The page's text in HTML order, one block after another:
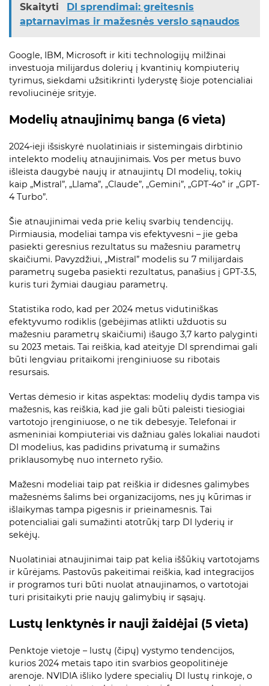
Skaityti
DI sprendimai: greitesnis
aptarnavimas ir mažesnės verslo sąnaudos
Google, IBM, Microsoft ir kiti technologijų milžinai
investuoja milijardus dolerių į kvantinių kompiuterių
tyrimus, siekdami užsitikrinti lyderystę šioje potencialiai
revoliucinėje srityje.
Modelių atnaujinimų banga (6 vieta)
2024-ieji išsiskyrė nuolatiniais ir sistemingais dirbtinio
intelekto modelių atnaujinimais. Vos per metus buvo
išleista daugybė naujų ir atnaujintų DI modelių, tokių
kaip „Mistral”, „Llama”, „Claude”, „Gemini”, „GPT-4o” ir „GPT-
4 Turbo”.
Šie atnaujinimai veda prie kelių svarbių tendencijų.
Pirmiausia, modeliai tampa vis efektyvesni – jie geba
pasiekti geresnius rezultatus su mažesniu parametrų
skaičiumi. Pavyzdžiui, „Mistral” modelis su 7 milijardais
parametrų sugeba pasiekti rezultatus, panašius į GPT-3.5,
kuris turi žymiai daugiau parametrų.
Statistika rodo, kad per 2024 metus vidutiniškas
efektyvumo rodiklis (gebėjimas atlikti užduotis su
mažesniu parametrų skaičiumi) išaugo 3,7 karto palyginti
su 2023 metais. Tai reiškia, kad ateityje DI sprendimai gali
būti lengviau pritaikomi įrenginiuose su ribotais
resursais.
Vertas dėmesio ir kitas aspektas: modelių dydis tampa vis
mažesnis, kas reiškia, kad jie gali būti paleisti tiesiogiai
vartotojo įrenginiuose, o ne tik debesyje. Telefonai ir
asmeniniai kompiuteriai vis dažniau galės lokaliai naudoti
DI modelius, kas padidins privatumą ir sumažins
priklausomybę nuo interneto ryšio.
Mažesni modeliai taip pat reiškia ir didesnes galimybes
mažesnėms šalims bei organizacijoms, nes jų kūrimas ir
išlaikymas tampa pigesnis ir prieinamesnis. Tai
potencialiai gali sumažinti atotrūkį tarp DI lyderių ir
sekėjų.
Nuolatiniai atnaujinimai taip pat kelia iššūkių vartotojams
ir kūrėjams. Pastovūs pakeitimai reiškia, kad integracijos
ir programos turi būti nuolat atnaujinamos, o vartotojai
turi prisitaikyti prie naujų galimybių ir sąsajų.
Lustų lenktynės ir nauji žaidėjai (5 vieta)
Penktoje vietoje – lustų (čipų) vystymo tendencijos,
kurios 2024 metais tapo itin svarbios geopolitinėje
arenoje. NVIDIA išliko lydere specialių DI lustų rinkoje, o